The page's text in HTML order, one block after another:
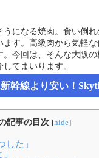
になる焼肉。食い倒
す。高級肉から気軽
今回は、そんな大阪
てまいります。
幹線より安い！
記事の目次 [hide]
た」